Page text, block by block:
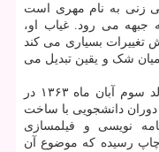
زنی به نام مهری است
جبهه می رود. غیاب او،
تغییرات بسیاری می کند
میان شک و یقین تبدیل می
سلمان خورشیدی، نویسنده این کتاب متولد سوم آبان ماه ۱۳۶۳ در
دانشجویی با ساخت
نویسی و فیلمسازی
چاپ رسیده که موضوع آن